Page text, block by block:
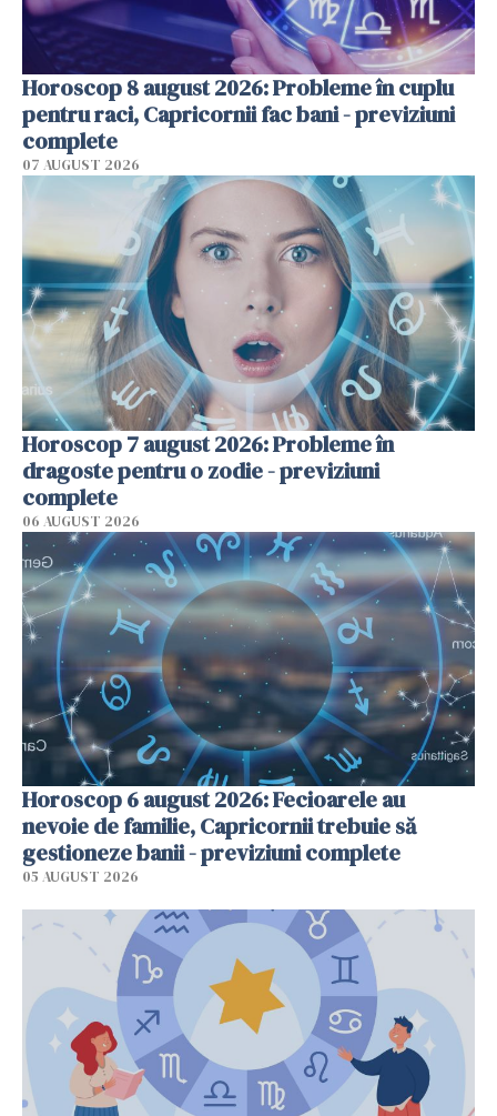
Horoscop 8 august 2026: Probleme în cuplu
pentru raci, Capricornii fac bani - previziuni
complete
07 AUGUST 2026
Horoscop 7 august 2026: Probleme în
dragoste pentru o zodie - previziuni
complete
06 AUGUST 2026
Horoscop 6 august 2026: Fecioarele au
nevoie de familie, Capricornii trebuie să
gestioneze banii - previziuni complete
05 AUGUST 2026